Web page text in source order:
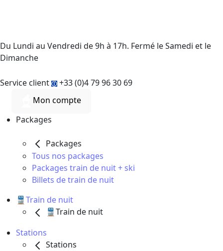
Du Lundi au Vendredi de 9h à 17h. Fermé le Samedi et le
Dimanche
Service client
+33 (0)4 79 96 30 69
Mon compte
Packages
Packages
Tous nos packages
Packages train de nuit + ski
Billets de train de nuit
🚆Train de nuit
🚆Train de nuit
Stations
Stations